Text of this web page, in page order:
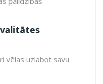
vēlas uzlabot savu